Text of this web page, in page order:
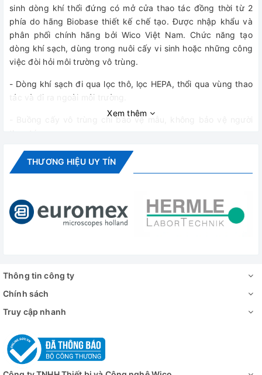
sinh dòng khí thổi đứng có mở cửa thao tác đồng thời từ 2
phía do hãng Biobase thiết kế chế tạo. Được nhập khẩu và
phân phối chính hãng bởi Wico Việt Nam. Chức năng tạo
dòng khí sạch, dùng trong nuôi cấy vi sinh hoặc những công
việc đòi hỏi môi trường vô trùng.
- Dòng khí sạch đi qua lọc thô, lọc HEPA, thổi qua vùng thao
tác và đi ra ngoài môi trường.
- Buồng cấy vô trùng chỉ bảo vệ mẫu, không bảo vệ người
Xem thêm
THƯƠNG HIỆU UY TÍN
Thông tin công ty
Chính sách
Truy cập nhanh